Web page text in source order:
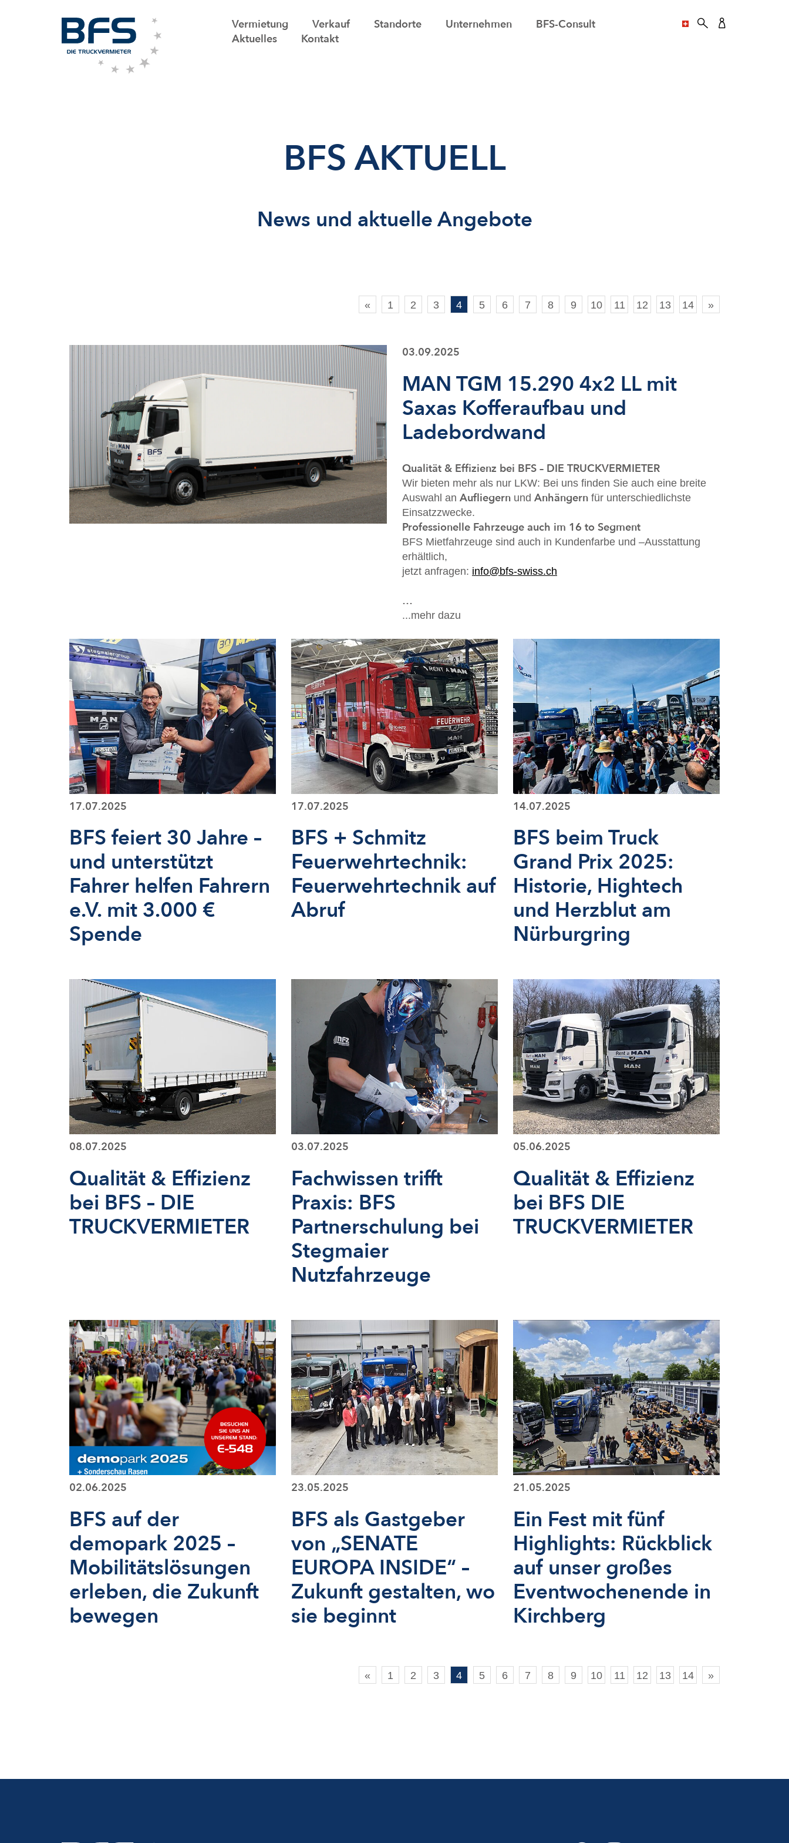
Vermietung Verkauf Standorte Unternehmen
BFS-Consult
Aktuelles
Kontakt
BFS AKTUELL
News und aktuelle Angebote
« 1 2 3 4 5 6 7 8 9 10 11 12 13 14 »
03.09.2025
MAN TGM 15.290 4x2 LL mit
Saxas Kofferaufbau und
Ladebordwand
Qualität & Effizienz bei BFS – DIE TRUCKVERMIETER
Wir bieten mehr als nur LKW: Bei uns finden Sie auch eine breite
Auswahl an Aufliegern und Anhängern für unterschiedlichste
Einsatzzwecke.
Professionelle Fahrzeuge auch im 16 to Segment
BFS Mietfahrzeuge sind auch in Kundenfarbe und –Ausstattung
erhältlich,
jetzt anfragen: info@bfs-swiss.ch
…
...mehr dazu
17.07.2025
BFS feiert 30 Jahre –
und unterstützt
Fahrer helfen Fahrern
e.V. mit 3.000 €
Spende
17.07.2025
BFS + Schmitz
Feuerwehrtechnik:
Feuerwehrtechnik auf
Abruf
14.07.2025
BFS beim Truck
Grand Prix 2025:
Historie, Hightech
und Herzblut am
Nürburgring
08.07.2025
Qualität & Effizienz
bei BFS – DIE
TRUCKVERMIETER
03.07.2025
Fachwissen trifft
Praxis: BFS
Partnerschulung bei
Stegmaier
Nutzfahrzeuge
05.06.2025
Qualität & Effizienz
bei BFS DIE
TRUCKVERMIETER
02.06.2025
BFS auf der
demopark 2025 –
Mobilitätslösungen
erleben, die Zukunft
bewegen
23.05.2025
BFS als Gastgeber
von „SENATE
EUROPA INSIDE“ –
Zukunft gestalten, wo
sie beginnt
21.05.2025
Ein Fest mit fünf
Highlights: Rückblick
auf unser großes
Eventwochenende in
Kirchberg
« 1 2 3 4 5 6 7 8 9 10 11 12 13 14 »